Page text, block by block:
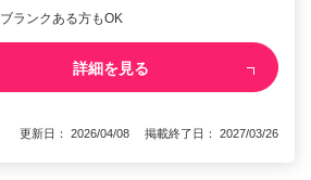
ランクある方もOK
詳細を見る
更新日： 2026/04/08 掲載終了日： 2027/03/26